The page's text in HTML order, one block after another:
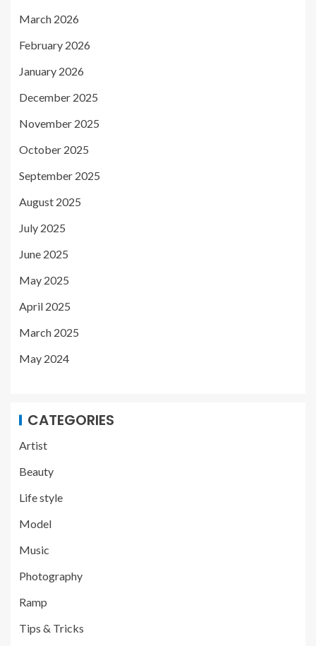
March 2026
February 2026
January 2026
December 2025
November 2025
October 2025
September 2025
August 2025
July 2025
June 2025
May 2025
April 2025
March 2025
May 2024
CATEGORIES
Artist
Beauty
Life style
Model
Music
Photography
Ramp
Tips & Tricks